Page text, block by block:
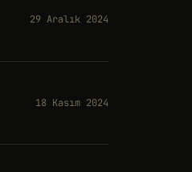
29 Aralık 2024
18 Kasım 2024